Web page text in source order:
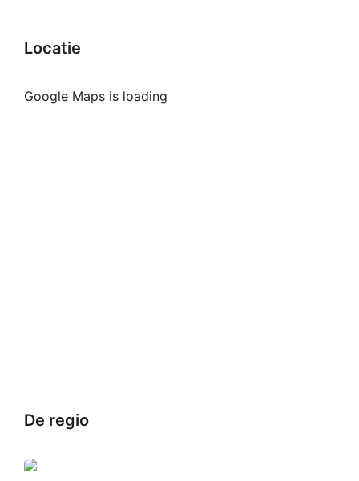
Locatie
Google Maps is loading
De regio